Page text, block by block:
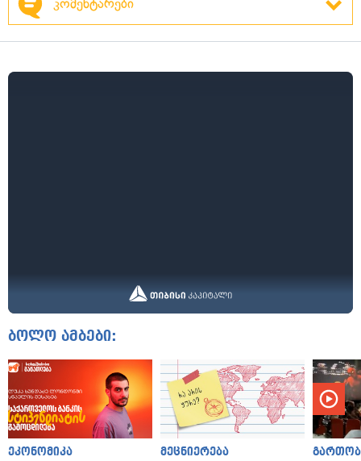
კომენტარები
ბოლო ამბები:
ეკონომიკა მეცნიერება